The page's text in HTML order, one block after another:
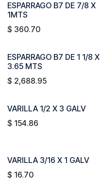
ESPARRAGO B7 DE 7/8 X
1MTS
$ 360.70
ESPARRAGO B7 DE 1 1/8 X
3.65 MTS
$ 2,688.95
VARILLA 1/2 X 3 GALV
$ 154.86
VARILLA 3/16 X 1 GALV
$ 16.70